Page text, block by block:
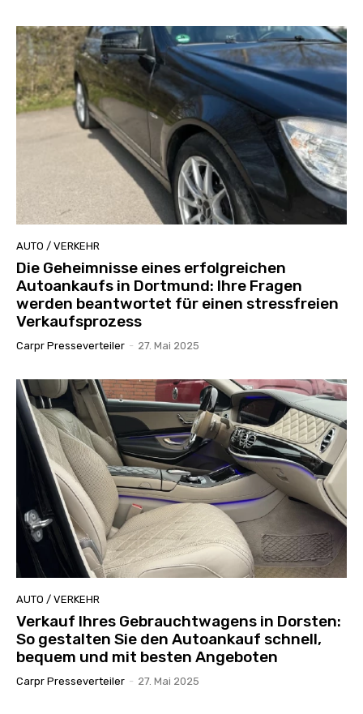
AUTO / VERKEHR
Die Geheimnisse eines erfolgreichen
Autoankaufs in Dortmund: Ihre Fragen
werden beantwortet für einen stressfreien
Verkaufsprozess
Carpr Presseverteiler - 27. Mai 2025
AUTO / VERKEHR
Verkauf Ihres Gebrauchtwagens in Dorsten:
So gestalten Sie den Autoankauf schnell,
bequem und mit besten Angeboten
Carpr Presseverteiler - 27. Mai 2025